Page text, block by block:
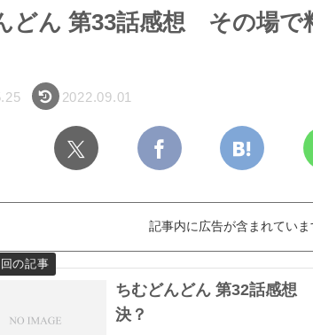
どん 第33話感想 その場で
2022.09.01
記事内に広告が含まれていま
ちむどんどん 第32話感想
決？